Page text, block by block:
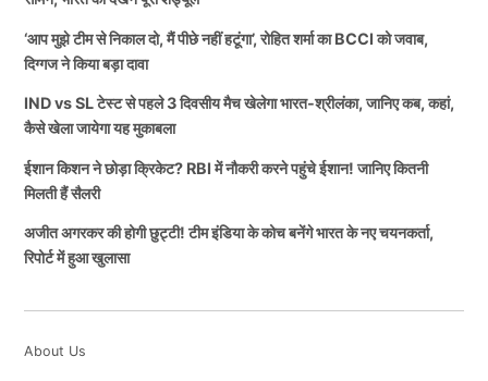
‘आप मुझे टीम से निकाल दो, मैं पीछे नहीं हटूंगा’, रोहित शर्मा का BCCI को जवाब,
दिग्गज ने किया बड़ा दावा
IND vs SL टेस्ट से पहले 3 दिवसीय मैच खेलेगा भारत-श्रीलंका, जानिए कब, कहां,
कैसे खेला जायेगा यह मुकाबला
ईशान किशन ने छोड़ा क्रिकेट? RBI में नौकरी करने पहुंचे ईशान! जानिए कितनी
मिलती हैं सैलरी
अजीत अगरकर की होगी छुट्टी! टीम इंडिया के कोच बनेंगे भारत के नए चयनकर्ता,
रिपोर्ट में हुआ खुलासा
About Us